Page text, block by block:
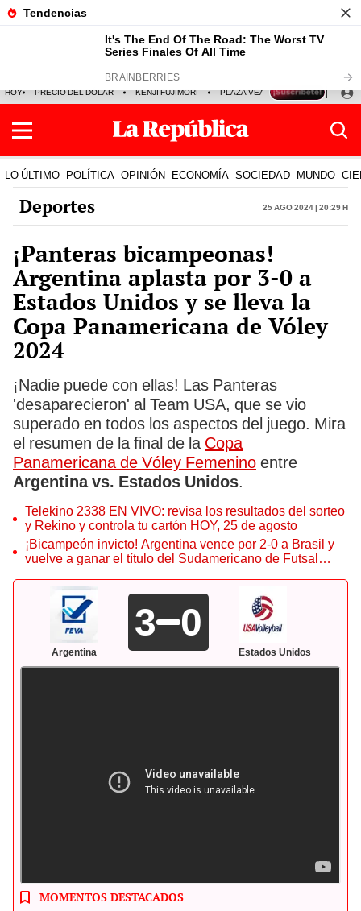
HOY PRECIO DEL DÓLAR KENJI FUJIMORI PLAZA VEA FERIADOS
LO ÚLTIMO POLÍTICA OPINIÓN ECONOMÍA SOCIEDAD MUNDO
Deportes 25 Ago 2024 | 20:29 h
¡Panteras bicampeonas!
Argentina aplasta por 3-0 a
Estados Unidos y se lleva la
Copa Panamericana de Vóley
2024
¡Nadie puede con ellas! Las Panteras
'desaparecieron' al Team USA, que se vio
superado en todos los aspectos del juego. Mira
el resumen de la final de la Copa
Panamericana de Vóley Femenino entre
Argentina vs. Estados Unidos.
Telekino 2338 EN VIVO: revisa los resultados del sorteo
y Rekino y controla tu cartón HOY, 25 de agosto
¡Bicampeón invicto! Argentina vence por 2-0 a Brasil y
vuelve a ganar el título del Sudamericano de Futsal
Argentina
3 0
Estados Unidos
la Feria de León. Foto: composición LR / El Gráfico / USA Volleyball
MOMENTOS DESTACADOS